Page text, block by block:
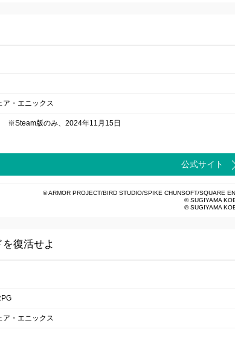
ア・エニックス
※Steam版のみ、2024年11月15日
公式サイト
© ARMOR PROJECT/BIRD STUDIO/SPIKE CHUNSOFT/SQUARE
© SUGIYAMA
℗ SUGIYAMA
復活せよ
ア・エニックス